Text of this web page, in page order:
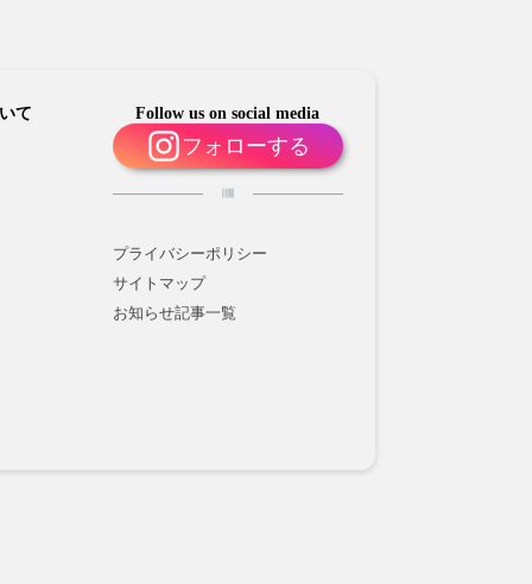
て Follow us on social media
フォローする
プライバシーポリシー
サイトマップ
お知らせ記事一覧